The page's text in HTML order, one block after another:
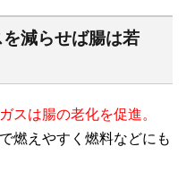
減らせば腸は若
スは腸の老化を促進。
燃えやすく燃料などにも